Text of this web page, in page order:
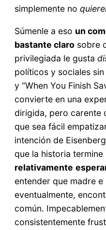
simplemente no
Súmenle a eso un
bastante claro sobre
privilegiada le gusta
políticos y sociales
y “When You Finish
convierte en una
dirigida, pero carente
que sea fácil
intención de
que la historia termine
relativamente
entender que madre
eventualmente,
común.
consistentemente